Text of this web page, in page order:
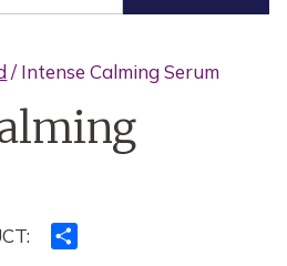
/ Intense Calming Serum